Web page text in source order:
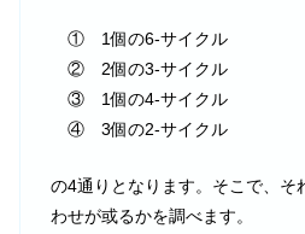
① 1個の6-サイクル
② 2個の3-サイクル
③ 1個の4-サイクル
④ 3個の2-サイクル
の4通りとなります。そこで、そ
わせが或るかを調べます。